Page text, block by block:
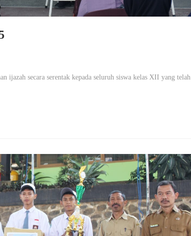
ijazah secara serentak kepada seluruh siswa kelas XII yang telah